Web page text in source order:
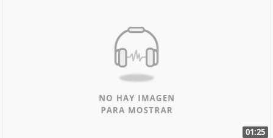
01:25